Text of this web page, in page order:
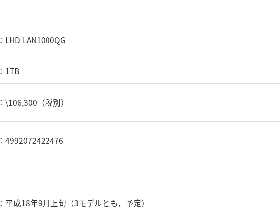
：LHD-LAN1000QG
：1TB
：\106,300（税別）
：4992072422476
：平成18年9月上旬（3モデルとも，予定）